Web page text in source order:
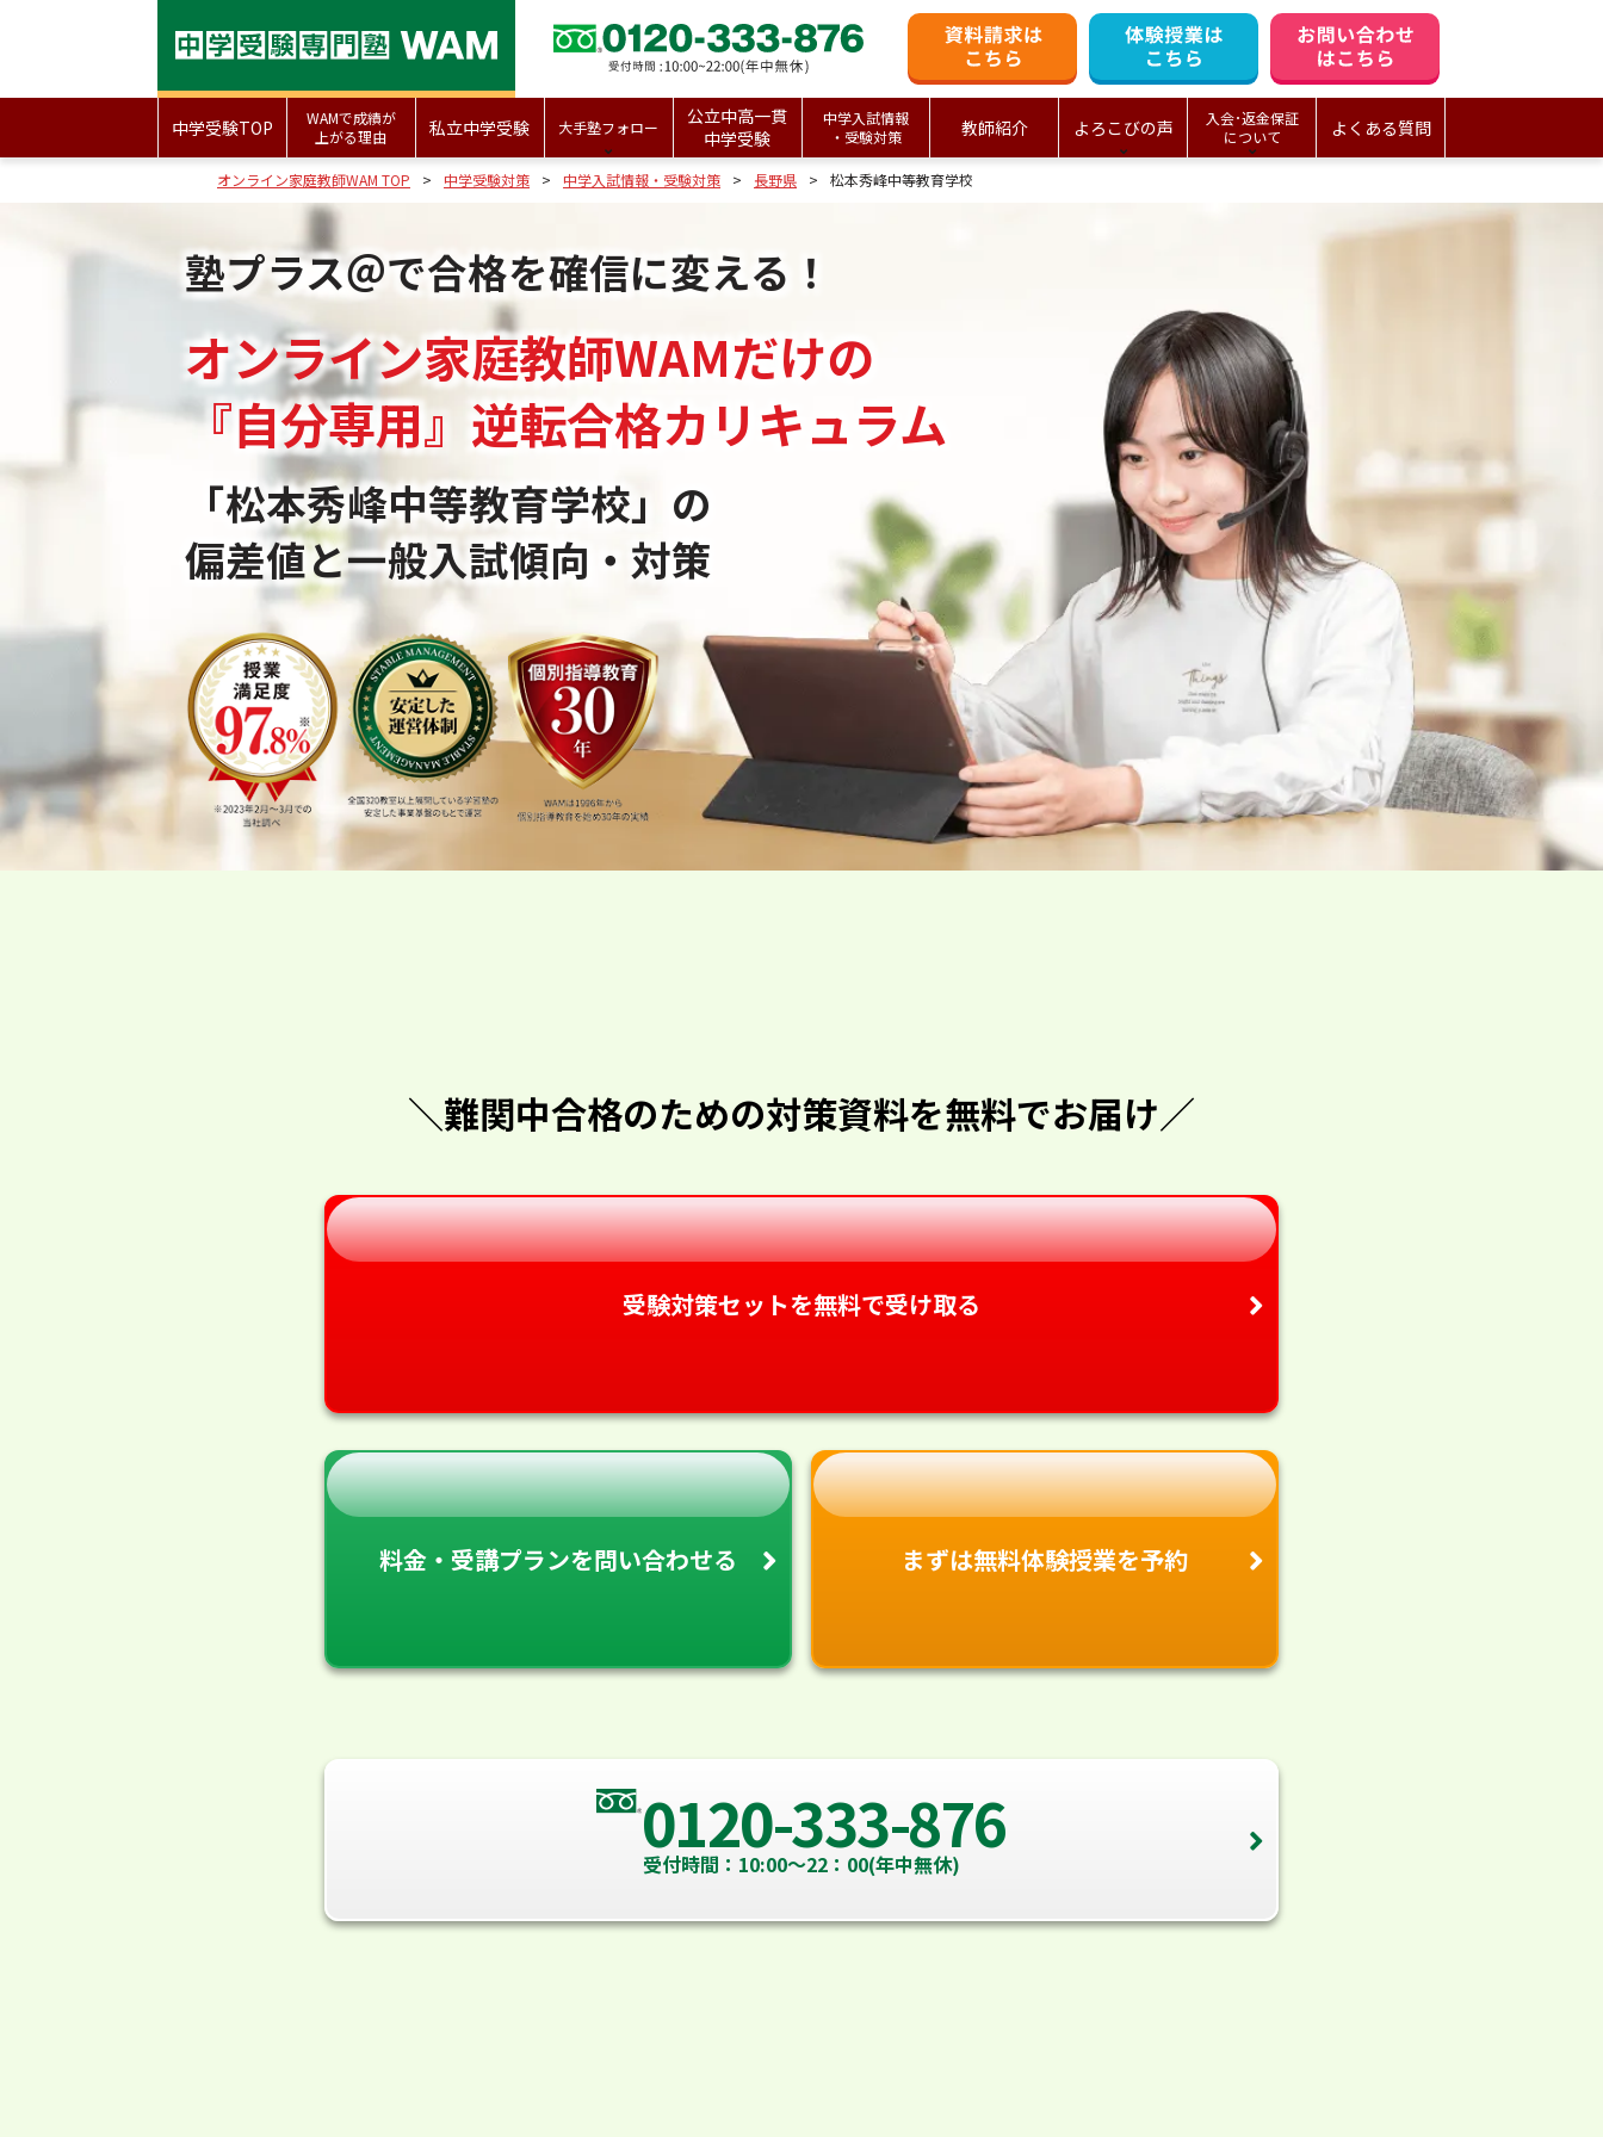
中学受験TOP
WAMで成績が
上がる理由
私立中学受験 大手塾フォロー
公立中高一貫
中学受験
中学入試情報
・受験対策
教師紹介 よろこびの声
入会･返金保証
について
よくある質問
オンライン家庭教師WAM TOP 中学受験対策 中学入試情報・受験対策 長野県 松本秀峰中等教育学校
塾プラス＠で合格を確信に変える！
オンライン家庭教師WAMだけの
『自分専用』 逆転合格カリキュラム
「松本秀峰中等教育学校」の
偏差値と一般入試傾向・対策
＼難関中合格のための対策資料を無料でお届け／
受験対策セットを無料で受け取る
料金・受講プランを問い合わせる まずは無料体験授業を予約
0120-333-876
受付時間：10:00～22：00(年中無休)